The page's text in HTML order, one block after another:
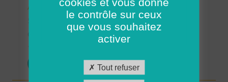
Auxiliaire de vie (H/F)
56 - Morbihan
le contrôle sur ceux
que vous souhaitez
activer
Tout refuser